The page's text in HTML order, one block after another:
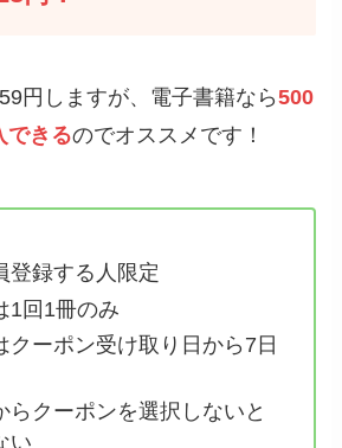
円しますが、電子書籍なら500
できるのでオススメです！
登録する人限定
1回1冊のみ
クーポン受け取り日から7日
らクーポンを選択しないと
い